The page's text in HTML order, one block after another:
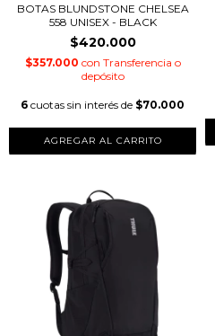
BOTAS BLUNDSTONE CHELSEA
558 UNISEX - BLACK
$420.000
$357.000 con Transferencia o
depósito
6 cuotas sin interés de $70.000
AGREGAR AL CARRITO